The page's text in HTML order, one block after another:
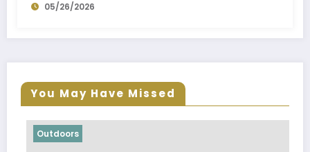
05/26/2026
You May Have Missed